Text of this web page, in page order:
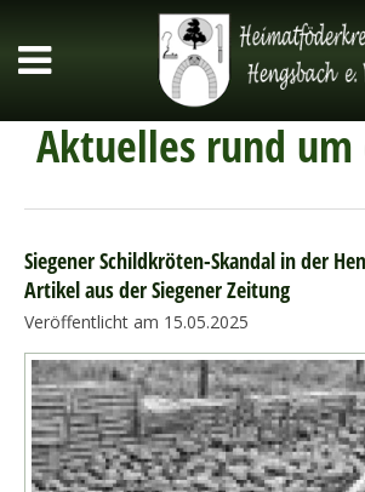
Aktuelles rund um
Siegener Schildkröten-Skandal in der
Artikel aus der Siegener Zeitung
Veröffentlicht am 15.05.2025